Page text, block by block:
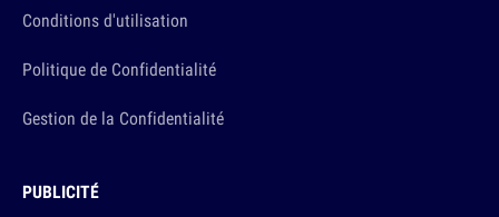
Conditions d'utilisation
Politique de Confidentialité
Gestion de la Confidentialité
PUBLICITÉ